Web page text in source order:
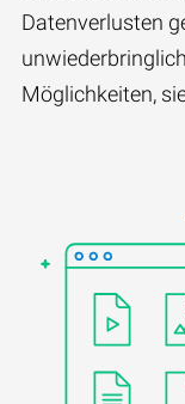
Datenverlusten
Möglichkeiten,